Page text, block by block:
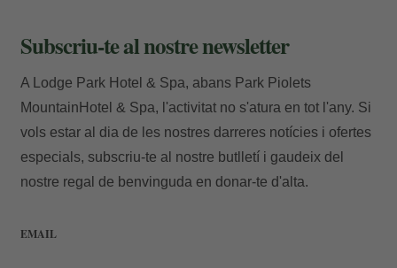
E-mail
Subscriu-te al nostre newsletter
A Lodge Park Hotel & Spa, abans Park Piolets
MountainHotel & Spa, l'activitat no s'atura en tot l'any. Si
vols estar al dia de les nostres darreres notícies i ofertes
especials, subscriu-te al nostre butlletí i gaudeix del
nostre regal de benvinguda en donar-te d'alta.
EMAIL